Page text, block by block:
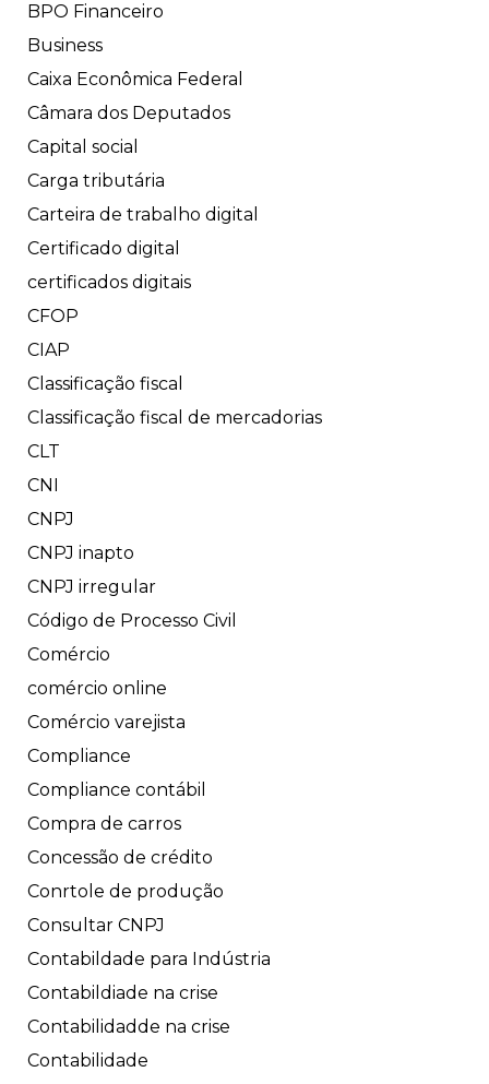
BPO Financeiro
Business
Caixa Econômica Federal
Câmara dos Deputados
Capital social
Carga tributária
Carteira de trabalho digital
Certificado digital
certificados digitais
CFOP
CIAP
Classificação fiscal
Classificação fiscal de mercadorias
CLT
CNI
CNPJ
CNPJ inapto
CNPJ irregular
Código de Processo Civil
Comércio
comércio online
Comércio varejista
Compliance
Compliance contábil
Compra de carros
Concessão de crédito
Conrtole de produção
Consultar CNPJ
Contabildade para Indústria
Contabildiade na crise
Contabilidadde na crise
Contabilidade